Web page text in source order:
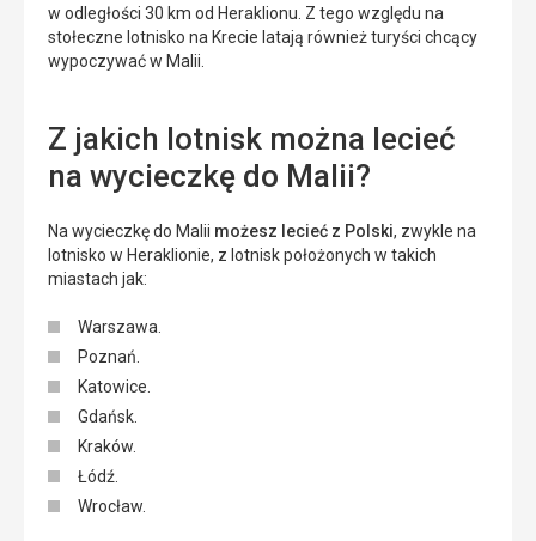
w odległości 30 km od Heraklionu. Z tego względu na
stołeczne lotnisko na Krecie latają również turyści chcący
wypoczywać w Malii.
Z jakich lotnisk można lecieć
na wycieczkę do Malii?
Na wycieczkę do Malii możesz lecieć z Polski, zwykle na
lotnisko w Heraklionie, z lotnisk położonych w takich
miastach jak:
Warszawa.
Poznań.
Katowice.
Gdańsk.
Kraków.
Łódź.
Wrocław.